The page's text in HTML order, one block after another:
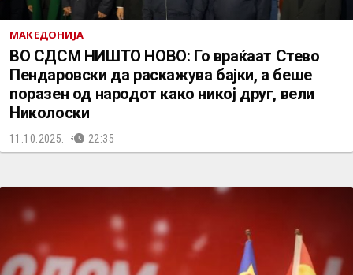
МАКЕДОНИЈА
ВО СДСМ НИШТО НОВО: Го враќаат Стево
Пендаровски да раскажува бајки, а беше
поразен од народот како никој друг, вели
Николоски
11.10.2025. 22:35